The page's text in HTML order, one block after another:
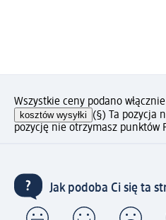
Wszystkie ceny podano
kosztów wysyłki (§) Ta pozycja
pozycję nie otrzymasz punktów
Jak podoba Ci się ta